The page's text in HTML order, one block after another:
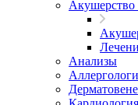
Акушерство
Анализы